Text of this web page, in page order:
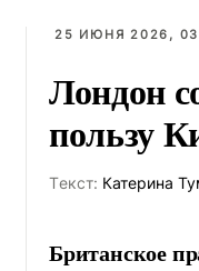
25 ИЮНЯ 2026,
Лондон
пользу
Tекст: Катерина
Британское